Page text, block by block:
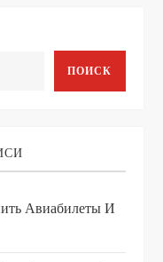
ПОИСК
Авиабилеты И